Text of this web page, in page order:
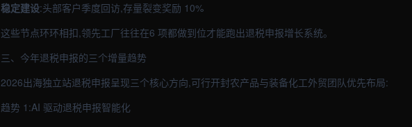
稳定建设:头部客户季度回访,存量裂变奖励 10%
这些节点环环相扣,领先工厂往往在6 项都做到位才能跑出退税申报增长系统。
三、今年退税申报的三个增量趋势
2026出海独立站退税申报呈现三个核心方向,可行开封农产品与装备化工外贸团队优先布局:
趋势 1:AI 驱动退税申报智能化